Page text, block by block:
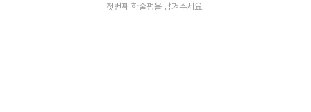
첫번째 한줄평을 남겨주세요.